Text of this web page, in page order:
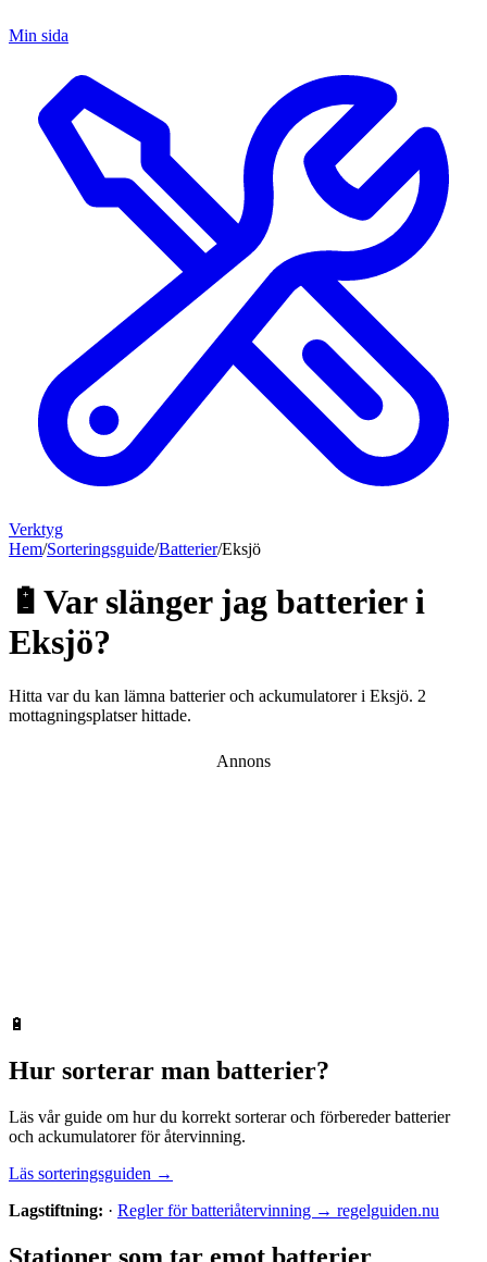
Min sida
Verktyg
Hem/Sorteringsguide/Batterier/Eksjö
🔋 Var slänger jag batterieri
Eksjö?
Hitta var du kan lämna batterier och ackumulatoreri Eksjö. 2
mottagningsplatser hittade.
Annons
🔋
Hur sorterar man batterier?
Läs vår guide om hur du korrekt sorterar och förberederbatterier
och ackumulatorerför återvinning.
Läs sorteringsguiden →
Lagstiftning: · Regler för batteriåtervinning → regelguiden.nu
Stationer som tar emot batterier